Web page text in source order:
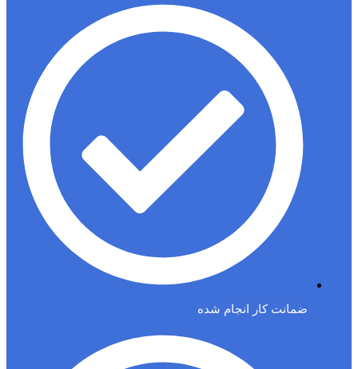
ضمانت کار انجام شده